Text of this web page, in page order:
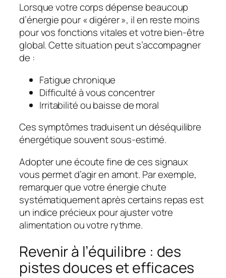
Lorsque votre corps dépense beaucoup
d’énergie pour « digérer », il en reste moins
pour vos fonctions vitales et votre bien-être
global. Cette situation peut s’accompagner
de :
Fatigue chronique
Difficulté à vous concentrer
Irritabilité ou baisse de moral
Ces symptômes traduisent undéséquilibre
énergétique souvent sous-estimé.
Adopter une écoute fine de ces signaux
vous permet d’agir en amont. Par exemple,
remarquer que votre énergie chute
systématiquement après certains repas est
un indice précieux pour ajuster votre
alimentation ou votre rythme.
Revenir à l’équilibre : des
pistes douces et efficaces